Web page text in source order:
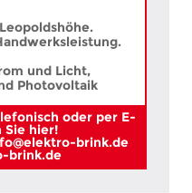
und Licht,
Photovoltaik
oder per E-
Sie hier!
brink.de
brink.de